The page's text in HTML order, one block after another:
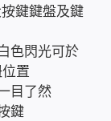
鍵鍵盤及鍵
色閃光可於
置
目了然
鍵